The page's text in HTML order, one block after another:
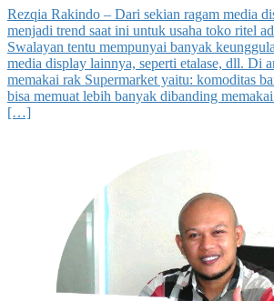
Rezqia Rakindo – Dari sekian ragam media
menjadi trend saat ini untuk usaha toko ritel
Swalayan tentu mempunyai banyak
media display lainnya, seperti etalase, dll. Di
memakai rak Supermarket yaitu: komoditas
bisa memuat lebih banyak dibanding
[…]